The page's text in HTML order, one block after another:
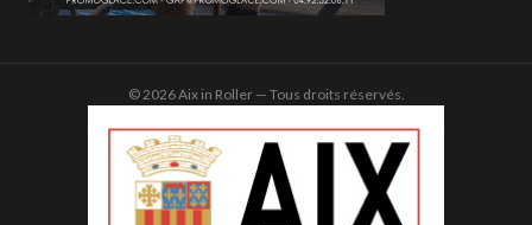
© 2026 Aix in Roller — Tous droits réservés.